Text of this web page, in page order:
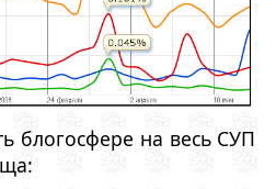
блогосфере на весь СУП